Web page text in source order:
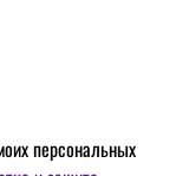
персональных